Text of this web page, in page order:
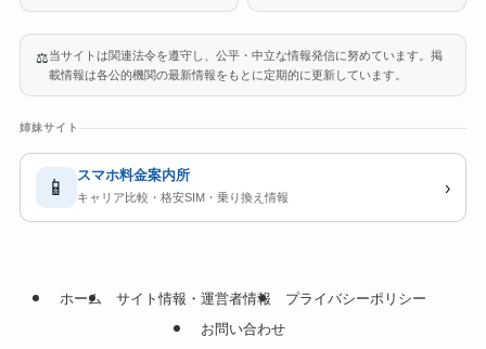
⚖️当サイトは関連法令を遵守し、公平・中立な情報発信に努めています。掲
載情報は各公的機関の最新情報をもとに定期的に更新しています。
姉妹サイト
📱
スマホ料金案内所
キャリア比較・格安SIM・乗り換え情報
›
ホーム サイト情報・運営者情報
プライバシーポリシー
お問い合わせ